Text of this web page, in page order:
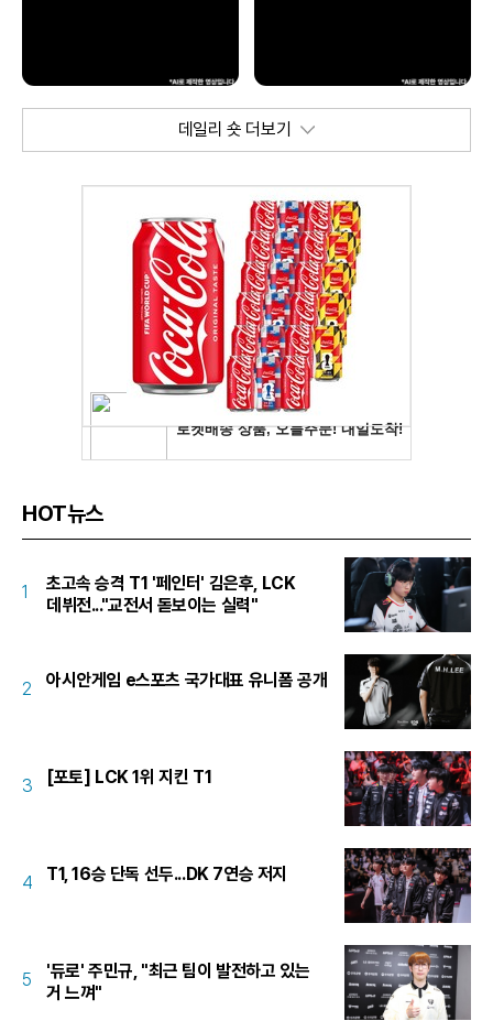
데일리 숏 더보기
HOT뉴스
1
초고속 승격 T1 '페인터' 김은후, LCK
데뷔전..."교전서 돋보이는 실력"
2 아시안게임 e스포츠 국가대표 유니폼 공개
3 [포토] LCK 1위 지킨 T1
4 T1, 16승 단독 선두...DK 7연승 저지
5
'듀로' 주민규, "최근 팀이 발전하고 있는
거 느껴"